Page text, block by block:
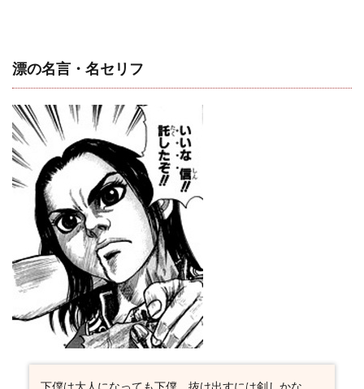
4
ムキ
ャラ
一覧
漂の名言・名セリフ